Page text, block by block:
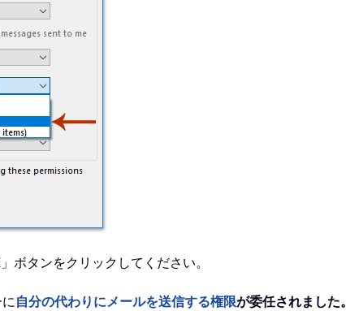
」ボタンをクリックしてください。
自分の代わりにメールを送信する権限が委任されました。